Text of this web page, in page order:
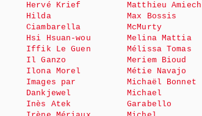
Hervé Krief
Hilda
Ciambarella
Hsi Hsuan-wou
Iffik Le Guen
Il Ganzo
Ilona Morel
Images par
Dankjewel
Inès Atek
Matthieu Amiech
Max Bossis
McMurty
Melina Mattia
Mélissa Tomas
Meriem Bioud
Métie Navajo
Michaël Bonnet
Michael
Garabello